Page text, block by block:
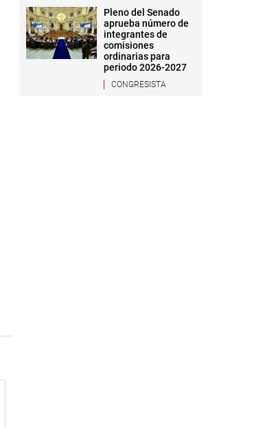
Pleno del Senado
aprueba número de
integrantes de
comisiones
ordinarias para
periodo 2026-2027
CONGRESISTA